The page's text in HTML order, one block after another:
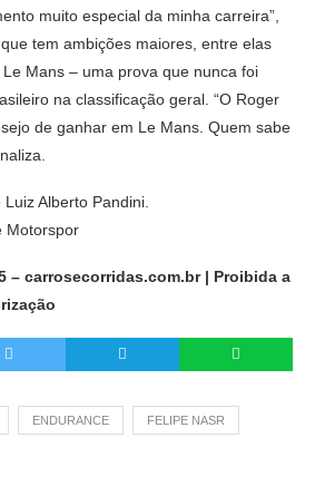
muito especial da minha carreira”,
tem ambições maiores, entre elas
Mans – uma prova que nunca foi
na classificação geral. “O Roger
de ganhar em Le Mans. Quem sabe
Alberto Pandini.
Motorspor
– carrosecorridas.com.br | Proibida a
ENDURANCE FELIPE NASR